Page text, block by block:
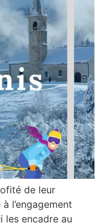
de leur
l’engagement
les encadre au